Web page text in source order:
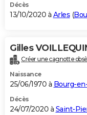
Décès
13/10/2020 à Arles (
Gilles
Créer une cagnotte
Naissance
25/06/1970 à Bourg-
Décès
24/07/2020 à Saint-